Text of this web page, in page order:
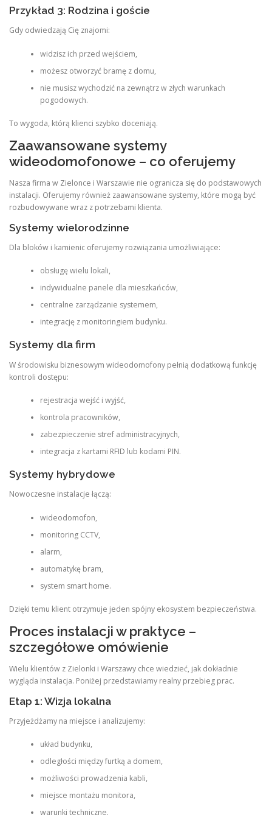
Przykład 3: Rodzina i goście
Gdy odwiedzają Cię znajomi:
widzisz ich przed wejściem,
możesz otworzyć bramę z domu,
nie musisz wychodzić na zewnątrz w złych warunkach
pogodowych.
To wygoda, którą klienci szybko doceniają.
Zaawansowane systemy
wideodomofonowe – co oferujemy
Nasza firma w Zielonce i Warszawie nie ogranicza się do podstawowych
instalacji. Oferujemy również zaawansowane systemy, które mogą być
rozbudowywane wraz z potrzebami klienta.
Systemy wielorodzinne
Dla bloków i kamienic oferujemy rozwiązania umożliwiające:
obsługę wielu lokali,
indywidualne panele dla mieszkańców,
centralne zarządzanie systemem,
integrację z monitoringiem budynku.
Systemy dla firm
W środowisku biznesowym wideodomofony pełnią dodatkową funkcję
kontroli dostępu:
rejestracja wejść i wyjść,
kontrola pracowników,
zabezpieczenie stref administracyjnych,
integracja z kartami RFID lub kodami PIN.
Systemy hybrydowe
Nowoczesne instalacje łączą:
wideodomofon,
monitoring CCTV,
alarm,
automatykę bram,
system smart home.
Dzięki temu klient otrzymuje jeden spójny ekosystem bezpieczeństwa.
Proces instalacji w praktyce –
szczegółowe omówienie
Wielu klientów z Zielonki i Warszawy chce wiedzieć, jak dokładnie
wygląda instalacja. Poniżej przedstawiamy realny przebieg prac.
Etap 1: Wizja lokalna
Przyjeżdżamy na miejsce i analizujemy:
układ budynku,
odległości między furtką a domem,
możliwości prowadzenia kabli,
miejsce montażu monitora,
warunki techniczne.